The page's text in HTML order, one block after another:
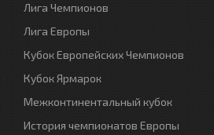
Лига Чемпионов
Лига Европы
Кубок Европейских Чемпионов
Кубок Ярмарок
Межконтинентальный кубок
История чемпионатов Европы